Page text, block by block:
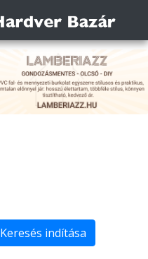
Keresés indítása